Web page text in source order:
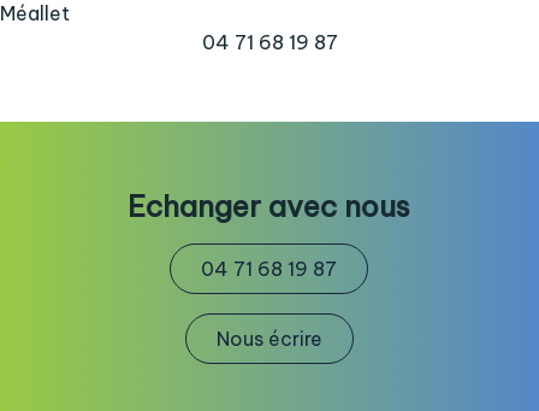
Méallet
04 71 68 19 87
Echanger avec nous
04 71 68 19 87
Nous écrire